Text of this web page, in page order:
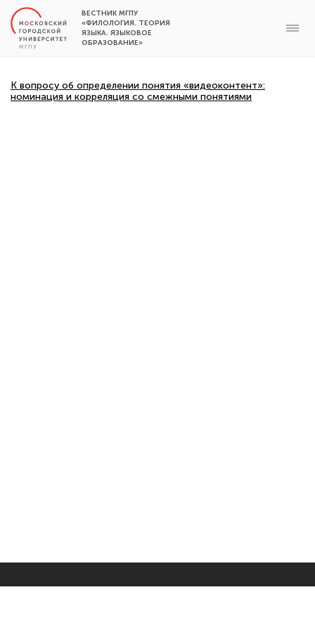
ВЕСТНИК МГПУ
«ФИЛОЛОГИЯ. ТЕОРИЯ
ЯЗЫКА. ЯЗЫКОВОЕ
ОБРАЗОВАНИЕ»
К вопросу об определении понятия «видеоконтент»:
номинация и корреляция со смежными понятиями